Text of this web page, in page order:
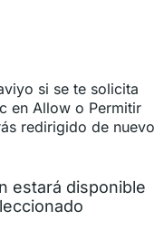
si se te solicita
en Allow o Permitir
redirigido de nuevo
estará disponible